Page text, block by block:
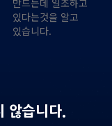
있다는것을 알고
있습니다.
않습니다.